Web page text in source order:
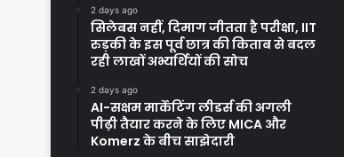
2 days ago
सिलेबस नहीं, दिमाग जीतता है परीक्षा, IIT
रुड़की के इस पूर्व छात्र की किताब से बदल
रही लाखों अभ्यर्थियों की सोच
2 days ago
AI-सक्षम मार्केटिंग लीडर्स की अगली
पीढ़ी तैयार करने के लिए MICA और
Komerz के बीच साझेदारी